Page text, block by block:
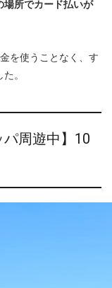
場所でカード払いが
を使うことなく、す
。
パ周遊中】10